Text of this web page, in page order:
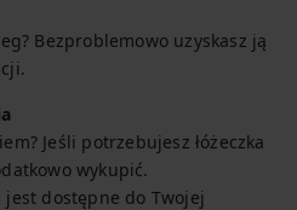
Bezproblemowo uzyskasz ją
Jeśli potrzebujesz łóżeczka
wykupić.
dostępne do Twojej